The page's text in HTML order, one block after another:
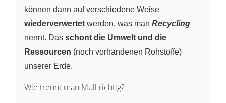
können dann auf verschiedene Weise
wiederverwertet werden, was man Recycling
nennt. Das schont die Umwelt und die
Ressourcen (noch vorhandenen Rohstoffe)
unserer Erde.
Wie trennt man Müll richtig?